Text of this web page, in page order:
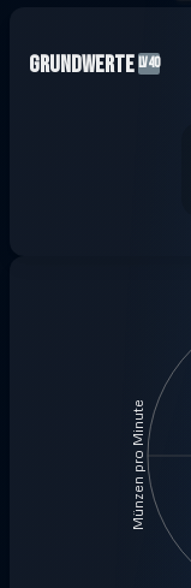
Grundwerte LV40
Münzen pro Minute